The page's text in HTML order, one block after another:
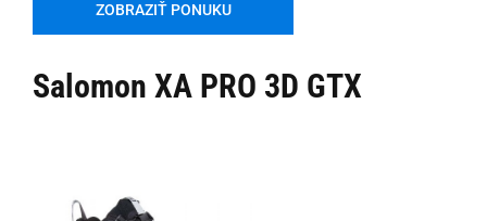
ZOBRAZIŤ PONUKU
Salomon XA PRO 3D GTX